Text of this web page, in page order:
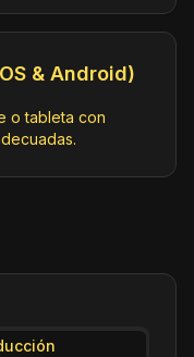
rtl
& Android)
o tableta con